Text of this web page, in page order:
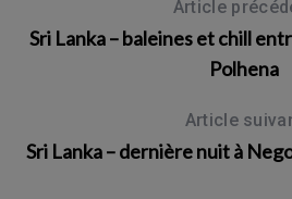
Article
Sri Lanka – baleines et chill
Polhena
Article
Sri Lanka – dernière nuit à